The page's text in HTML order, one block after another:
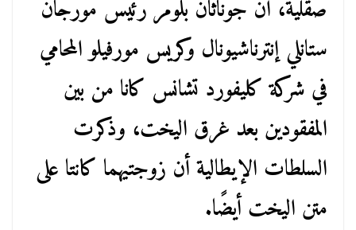
صقلية، أن جوناثان بلومر رئيس مورجان
ستانلي إنترناشيونال وكريس مورفيلو المحامي
في شركة كليفورد تشانس كانا من بين
المفقودين بعد غرق اليخت، وذكرت
السلطات الإيطالية أن زوجتيهما كانتا على
متن اليخت أيضًا.